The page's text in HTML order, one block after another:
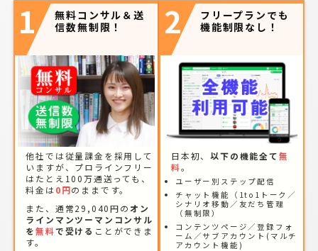
1
無料コンサル＆送
信数無制限！
他社では従量課金を採用して
いますが、プロラインフリー
はたとえ100万通送っても、
料金は 0円のままです。
また、通常29,040円のオン
ラインマンツーマンコンサル
を無料で受ける ことができま
す。
2
フリープランでも
機能制限なし！
日本初、以下の機能全て無
料。
ユーザー別ステップ配信
チャット機能（1to1トーク／
シナリオ移動／友だち管理
（無制限）
コンテンツページ／登録フォ
ーム／サブアカウント(マルチ
アカウント機能)